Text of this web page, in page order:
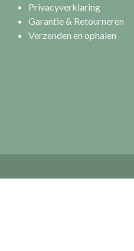
Privacyverklaring
Garantie & Retourneren
Verzenden en ophalen